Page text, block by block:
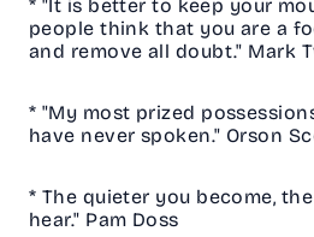
* "It is better to keep your
people think that you are a
and remove all doubt." Mark
* "My most prized
have never spoken." Orson
* The quieter you become,
hear." Pam Doss